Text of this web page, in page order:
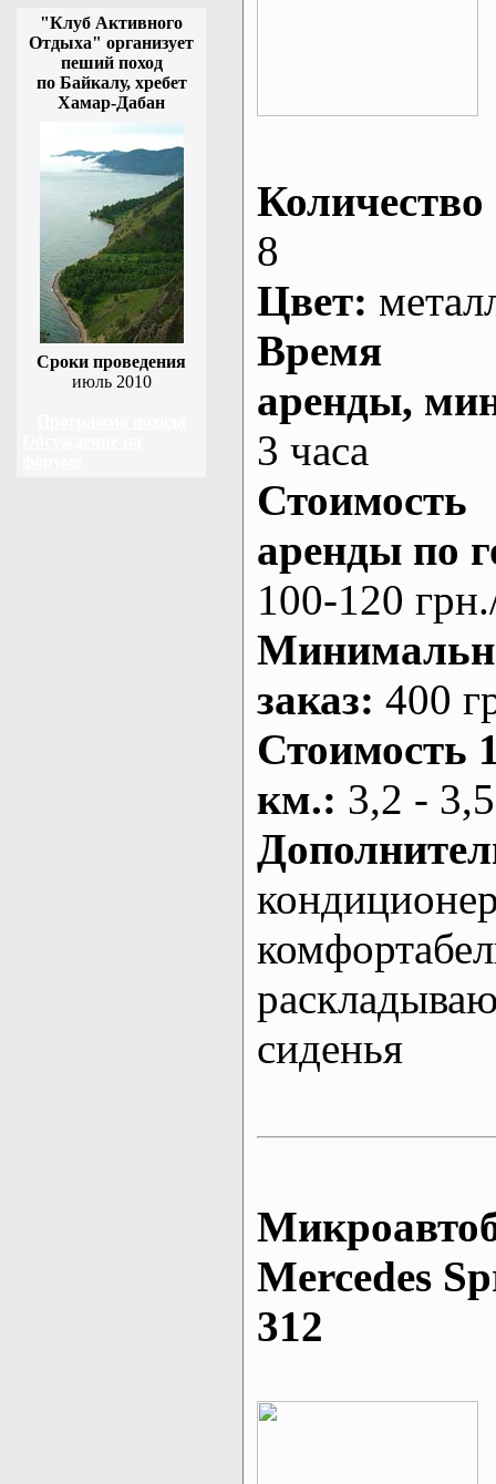
"Клуб Активного
Отдыха" организует
пеший поход
по Байкалу, хребет
Хамар-Дабан
Сроки проведения
июль 2010
Количество
8
Цвет:
Время
аренды,
3 часа
Стоимость
аренды по
100-120
заказ: 400
Стоимость
км.: 3,2 -
сиденья
Mеrcedes
312